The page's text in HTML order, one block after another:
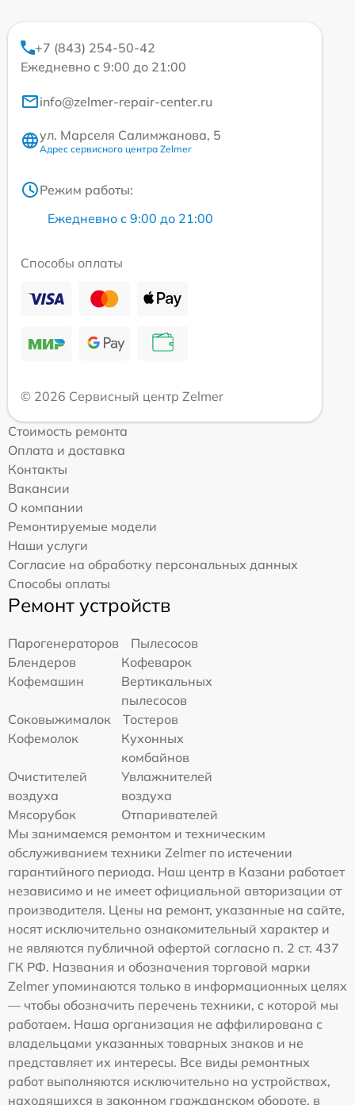
+7 (843) 254-50-42
Ежедневно с 9:00 до 21:00
info@zelmer-repair-center.ru
ул. Марселя Салимжанова, 5
Адрес сервисного центра Zelmer
Режим работы:
Ежедневно с 9:00 до 21:00
Способы оплаты
© 2026 Сервисный центр Zelmer
Стоимость ремонта
Оплата и доставка
Контакты
Вакансии
О компании
Ремонтируемые модели
Наши услуги
Согласие на обработку персональных данных
Способы оплаты
Ремонт устройств
Парогенераторов
Пылесосов
Блендеров
Кофеварок
Кофемашин
Вертикальных
пылесосов
Соковыжималок
Тостеров
Кофемолок
Кухонных
комбайнов
Очистителей
воздуха
Увлажнителей
воздуха
Мясорубок
Отпаривателей
Мы занимаемся ремонтом и техническим
обслуживанием техники Zelmer по истечении
гарантийного периода. Наш центр в Казани работает
независимо и не имеет официальной авторизации от
производителя. Цены на ремонт, указанные на сайте,
носят исключительно ознакомительный характер и
не являются публичной офертой согласно п. 2 ст. 437
ГК РФ. Названия и обозначения торговой марки
Zelmer упоминаются только в информационных целях
— чтобы обозначить перечень техники, с которой мы
работаем. Наша организация не аффилирована с
владельцами указанных товарных знаков и не
представляет их интересы. Все виды ремонтных
работ выполняются исключительно на устройствах,
находящихся в законном гражданском обороте, в